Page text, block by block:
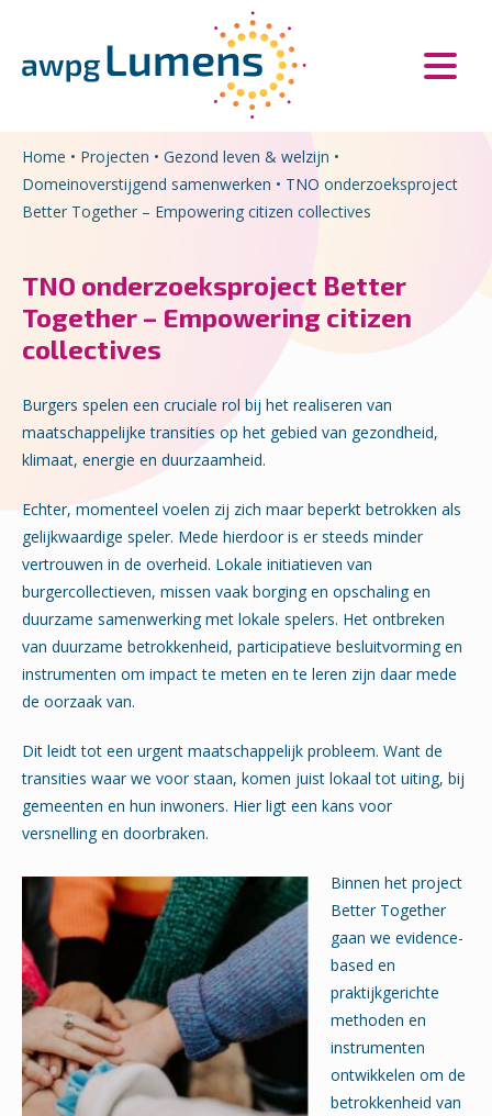
Home • Projecten • Gezond leven & welzijn •
Domeinoverstijgend samenwerken • TNO onderzoeksproject
Better Together – Empowering citizen collectives
TNO onderzoeksproject Better
Together – Empowering citizen
collectives
Burgers spelen een cruciale rol bij het realiseren van
maatschappelijke transities op het gebied van gezondheid,
klimaat, energie en duurzaamheid.
Echter, momenteel voelen zij zich maar beperkt betrokken als
gelijkwaardige speler. Mede hierdoor is er steeds minder
vertrouwen in de overheid. Lokale initiatieven van
burgercollectieven, missen vaak borging en opschaling en
duurzame samenwerking met lokale spelers. Het ontbreken
van duurzame betrokkenheid, participatieve besluitvorming en
instrumenten om impact te meten en te leren zijn daar mede
de oorzaak van.
Dit leidt tot een urgent maatschappelijk probleem. Want de
transities waar we voor staan, komen juist lokaal tot uiting, bij
gemeenten en hun inwoners. Hier ligt een kans voor
versnelling en doorbraken.
Binnen het project
Better Together
gaan we evidence-
based en
praktijkgerichte
methoden en
instrumenten
ontwikkelen om de
betrokkenheid van